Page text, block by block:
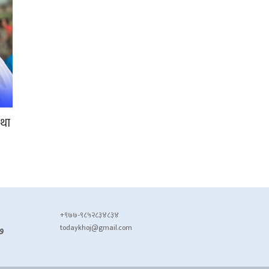
+९७७-९८५२८३४८३४
todaykhoj@gmail.com